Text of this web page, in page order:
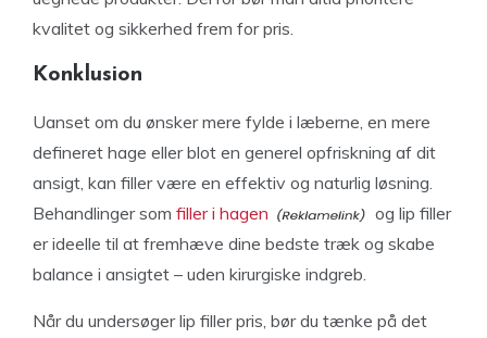
kvalitet og sikkerhed frem for pris.
Konklusion
Uanset om du ønsker mere fylde i læberne, en mere
defineret hage eller blot en generel opfriskning af dit
ansigt, kan filler være en effektiv og naturlig løsning.
Behandlinger som filler i hagen
og lip filler
er ideelle til at fremhæve dine bedste træk og skabe
balance i ansigtet – uden kirurgiske indgreb.
Når du undersøger lip filler pris, bør du tænke på det